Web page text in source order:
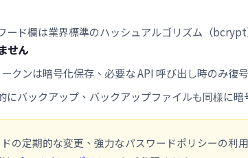
ード欄は業界標準のハッシュアルゴリズム（bcrypt
せん
クンは暗号化保存、必要な API 呼び出し時のみ復号
にバックアップ、バックアップファイルも同様に暗
の定期的な変更、強力なパスワードポリシーの利